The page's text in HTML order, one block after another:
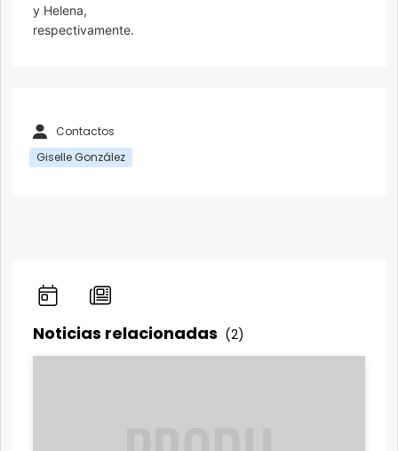
y Helena,
respectivamente.
Contactos
Giselle González
Noticias relacionadas (2)